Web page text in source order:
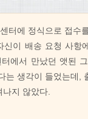
터에 정식으로 접수
이 배송 요청 사항
에서 만났던 앳된
생각이 들었는데,
나지 않았다.